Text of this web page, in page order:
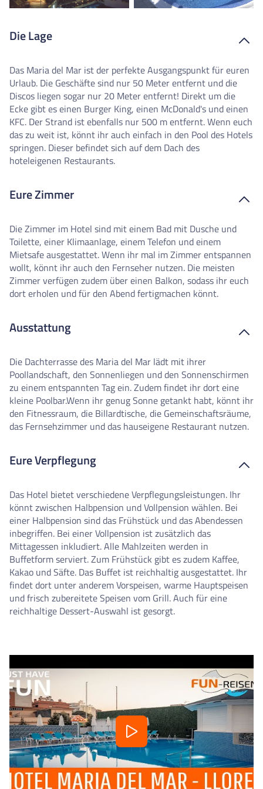
Die Lage
Das Maria del Mar ist der perfekte Ausgangspunkt für euren
Urlaub. Die Geschäfte sind nur 50 Meter entfernt und die
Discos liegen sogar nur 20 Meter entfernt! Direkt um die
Ecke gibt es einen Burger King, einen McDonald's und einen
KFC. Der Strand ist ebenfalls nur 500 m entfernt. Wenn euch
das zu weit ist, könnt ihr auch einfach in den Pool des Hotels
springen. Dieser befindet sich auf dem Dach des
hoteleigenen Restaurants.
Eure Zimmer
Die Zimmer im Hotel sind mit einem Bad mit Dusche und
Toilette, einer Klimaanlage, einem Telefon und einem
Mietsafe ausgestattet. Wenn ihr mal im Zimmer entspannen
wollt, könnt ihr auch den Fernseher nutzen. Die meisten
Zimmer verfügen zudem über einen Balkon, sodass ihr euch
dort erholen und für den Abend fertigmachen könnt.
Ausstattung
Die Dachterrasse des Maria del Mar lädt mit ihrer
Poollandschaft, den Sonnenliegen und den Sonnenschirmen
zu einem entspannten Tag ein. Zudem findet ihr dort eine
kleine Poolbar.Wenn ihr genug Sonne getankt habt, könnt ihr
den Fitnessraum, die Billardtische, die Gemeinschaftsräume,
das Fernsehzimmer und das hauseigene Restaurant nutzen.
Eure Verpflegung
Das Hotel bietet verschiedene Verpflegungsleistungen. Ihr
könnt zwischen Halbpension und Vollpension wählen. Bei
einer Halbpension sind das Frühstück und das Abendessen
inbegriffen. Bei einer Vollpension ist zusätzlich das
Mittagessen inkludiert. Alle Mahlzeiten werden in
Buffetform serviert. Zum Frühstück gibt es zudem Kaffee,
Kakao und Säfte. Das Buffet ist reichhaltig ausgestattet. Ihr
findet dort unter anderem Vorspeisen, warme Hauptspeisen
und frisch zubereitete Speisen vom Grill. Auch für eine
reichhaltige Dessert-Auswahl ist gesorgt.